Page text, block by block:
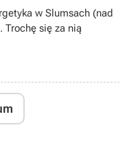
w Slumsach (nad
Trochę się za nią